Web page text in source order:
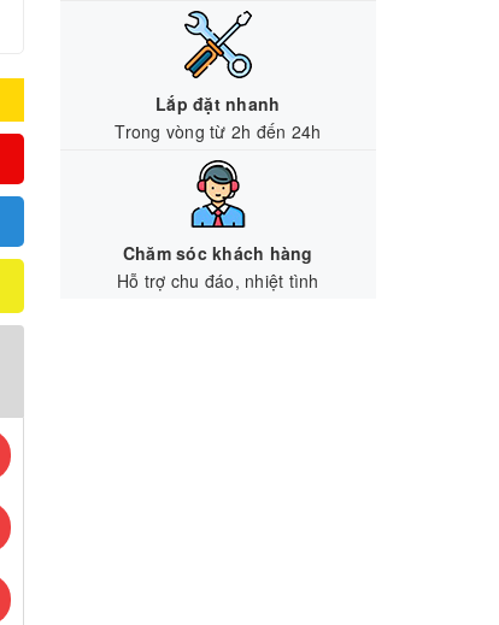
Lắp đặt nhanh
Trong vòng từ 2h đến 24h
Chăm sóc khách hàng
Hỗ trợ chu đáo, nhiệt tình